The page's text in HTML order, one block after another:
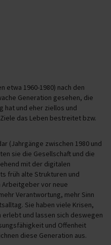
etwa 1960-1980) nach den
Generation gesehen, die
hat und eher ziellos und
das Leben bestreitet bzw.
(Jahrgänge zwischen 1980 und
sie die Gesellschaft und die
mit der digitalen
früh alte Strukturen und
vor neue
Verantwortung, mehr Sinn
Sie haben viele Krisen,
und lassen sich deswegen
und Offenheit
diese Generation aus.